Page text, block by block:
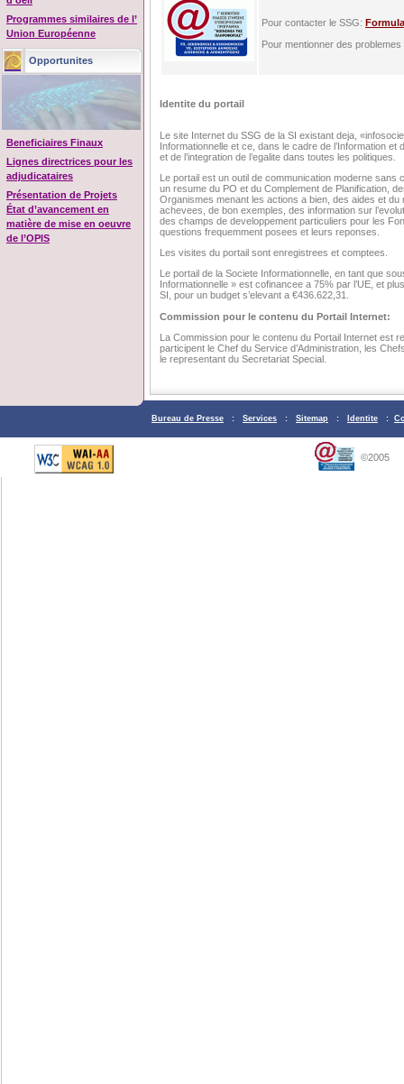
Programmes similaires de l’
Union Européenne
Opportunites
Beneficiaires Finaux
Lignes directrices pour les
adjudicataires
Présentation de Projets
État d’avancement en
matière de mise en oeuvre
de l’OPIS
Pour contacter le SSG:
Pour mentionner des
Identite du portail
Le site Internet du SSG de la SI existant deja,
Informationnelle et ce, dans le cadre de l’Information
et de l’integration de l’egalite dans toutes les politiques.
Le portail est un outil de communication moderne
un resume du PO et du Complement de Planification,
Organismes menant les actions a bien, des aides et
achevees, de bon exemples, des information sur
des champs de developpement particuliers pour les
questions frequemment posees et leurs reponses.
Les visites du portail sont enregistrees et comptees.
Le portail de la Societe Informationnelle, en tant que
Informationnelle » est cofinancee a 75% par l’UE, et
SI, pour un budget s’elevant a €436.622,31.
Commission pour le contenu du Portail Internet:
La Commission pour le contenu du Portail Internet est
participent le Chef du Service d’Administration, les
le representant du Secretariat Special.
Bureau de Presse : Services : Sitemap : Identite :
©2005